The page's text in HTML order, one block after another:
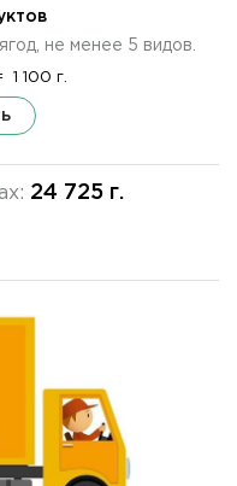
не менее 5 видов.
1 100 г.
24 725 г.